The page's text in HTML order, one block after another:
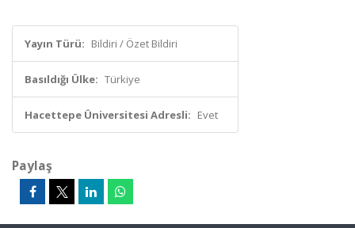
Yayın Türü: Bildiri / Özet Bildiri
Basıldığı Ülke: Türkiye
Hacettepe Üniversitesi Adresli: Evet
Paylaş